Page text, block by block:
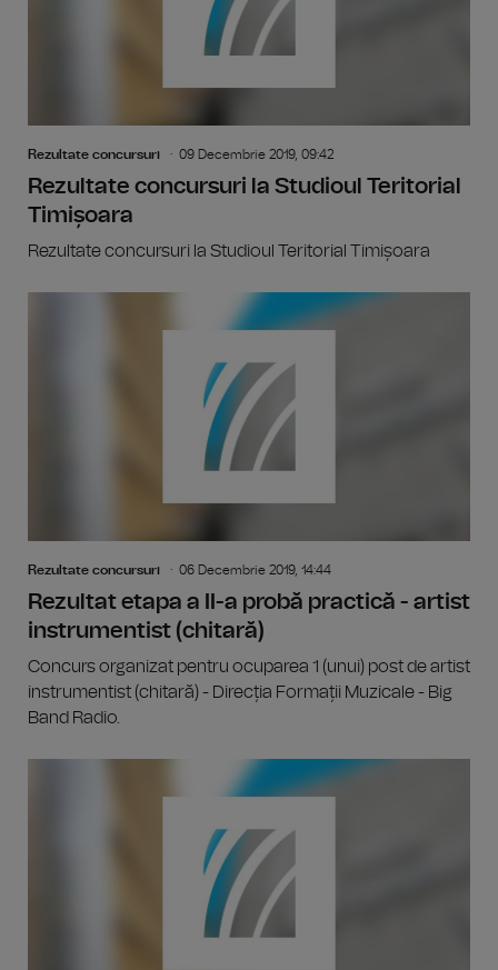
Rezultate concursuri 09 Decembrie 2019, 09:42
Rezultate concursuri la Studioul Teritorial
Timișoara
Rezultate concursuri la Studioul Teritorial Timișoara
Rezultate concursuri 06 Decembrie 2019, 14:44
Rezultat etapa a II-a probă practică - artist
instrumentist (chitară)
Concurs organizat pentru ocuparea 1 (unui) post de artist
instrumentist (chitară) - Direcția Formații Muzicale - Big
Band Radio.